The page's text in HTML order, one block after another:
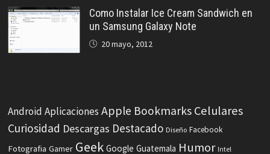
Como Instalar Ice Cream Sandwich en
un Samsung Galaxy Note
20 mayo, 2012
Android Aplicaciones Apple Bookmarks Celulares
Curiosidad Descargas Destacado Diseño Facebook
Fotografia Gamer Geek Google Guatemala Humor Intel